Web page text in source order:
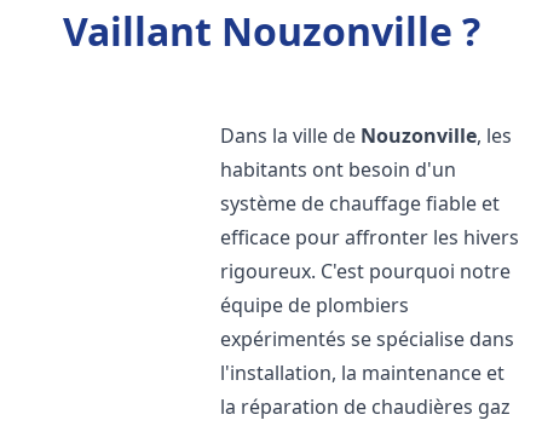
Vaillant Nouzonville ?
Dans la ville de Nouzonville, les
habitants ont besoin d'un
système de chauffage fiable et
efficace pour affronter les hivers
rigoureux. C'est pourquoi notre
équipe de plombiers
expérimentés se spécialise dans
l'installation, la maintenance et
la réparation de chaudières gaz